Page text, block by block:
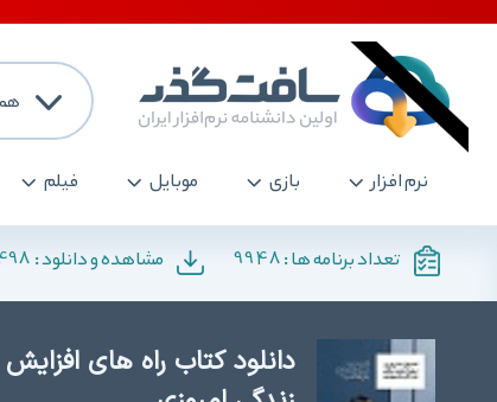
نرم افزار بازی موبایل فیلم
تعداد برنامه ها :9948 مشاهده و دانلود :
دانلود کتاب راه های